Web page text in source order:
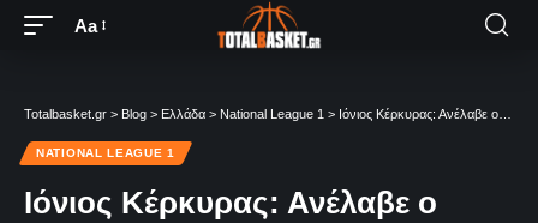
Aa
Totalbasket.gr > Blog > Ελλάδα > National League 1 > Ιόνιος Κέρκυρας: Ανέλαβε ο Καυκής
NATIONAL LEAGUE 1
Ιόνιος Κέρκυρας: Ανέλαβε ο